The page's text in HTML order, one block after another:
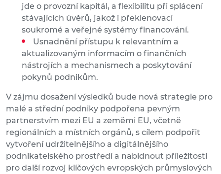
jde o provozní kapitál, a flexibilitu při splácení
stávajících úvěrů, jakož i překlenovací
soukromé a veřejné systémy financování.
Usnadnění přístupu k relevantním a
aktualizovaným informacím o finančních
nástrojích a mechanismech a poskytování
pokynů podnikům.
V zájmu dosažení výsledků bude nová strategie pro
malé a střední podniky podpořena pevným
partnerstvím mezi EU a zeměmi EU, včetně
regionálních a místních orgánů, s cílem podpořit
vytvoření udržitelnějšího a digitálnějšího
podnikatelského prostředí a nabídnout příležitosti
pro další rozvoj klíčových evropských průmyslových